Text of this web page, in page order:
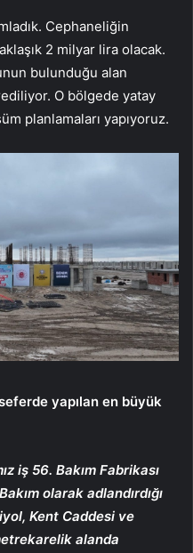
Cephaneliğin
2 milyar lira olacak.
bulunduğu alan
O bölgede yatay
planlamaları yapıyoruz.
yapılan en büyük
iş 56. Bakım Fabrikası
olarak adlandırdığı
Kent Caddesi ve
alanda